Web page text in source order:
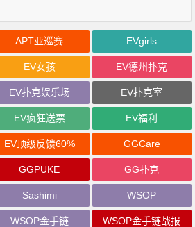
APT亚巡赛 EVgirls
EV女孩 EV德州扑克
EV扑克娱乐场 EV扑克室
EV疯狂送票 EV福利
EV顶级反馈60% GGCare
GGPUKE GG扑克
Sashimi WSOP
WSOP金手链 WSOP金手链战报